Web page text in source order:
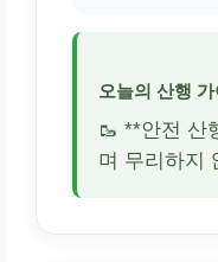
오늘의 산행
🥾 **안전 산
며 무리하지